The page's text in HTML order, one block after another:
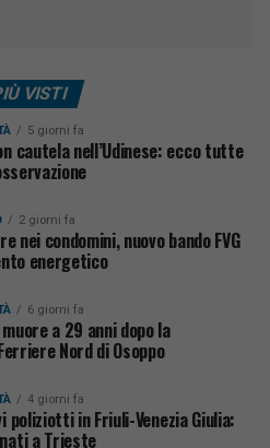
VISTI
5 giorni fa
cautela nell’Udinese: ecco tutte
2 giorni fa
nei condomini, nuovo bando FVG
energetico
6 giorni fa
a 29 anni dopo la
Nord di Osoppo
4 giorni fa
poliziotti in Friuli-Venezia Giulia:
a Trieste